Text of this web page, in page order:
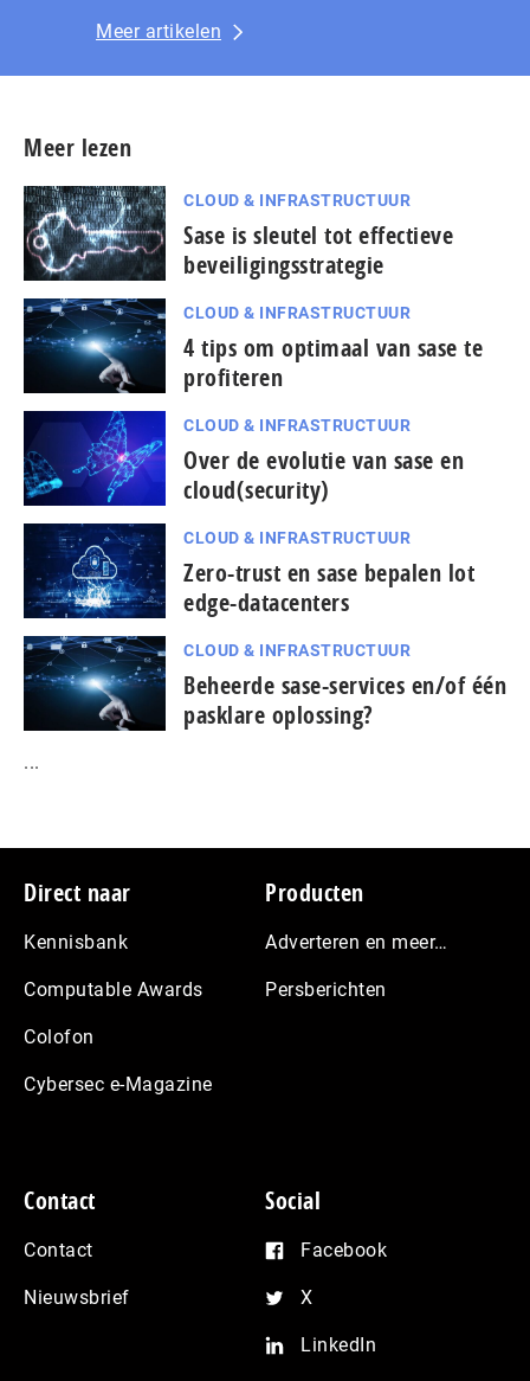
Meer artikelen
Meer lezen
CLOUD & INFRASTRUCTUUR
Sase is sleutel tot effectieve
beveiligingsstrategie
CLOUD & INFRASTRUCTUUR
4 tips om optimaal van sase te
profiteren
CLOUD & INFRASTRUCTUUR
Over de evolutie van sase en
cloud(security)
CLOUD & INFRASTRUCTUUR
Zero-trust en sase bepalen lot
edge-datacenters
CLOUD & INFRASTRUCTUUR
Beheerde sase-services en/of één
pasklare oplossing?
...
Footer
Direct naar
Kennisbank
Computable Awards
Colofon
Cybersec e-Magazine
Producten
Adverteren en meer…
Persberichten
Contact
Contact
Nieuwsbrief
Social
Facebook
X
LinkedIn